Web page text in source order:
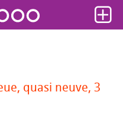
quasi neuve, 3